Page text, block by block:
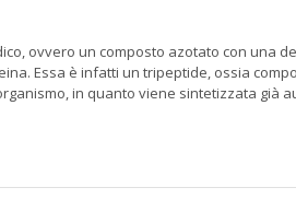
ovvero un composto azotato con una
Essa è infatti un tripeptide, ossia
in quanto viene sintetizzata già